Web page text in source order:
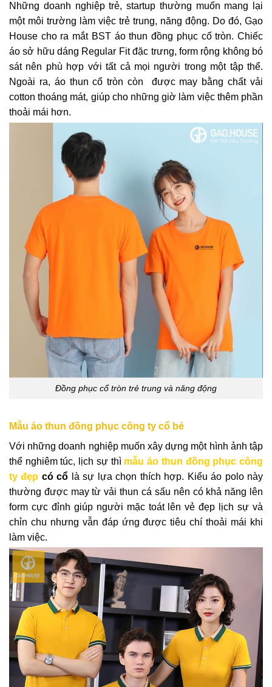
Những doanh nghiệp trẻ, startup thường muốn mang lại
một môi trường làm việc trẻ trung, năng động. Do đó, Gạo
House cho ra mắt BST áo thun đồng phục cổ tròn. Chiếc
áo sở hữu dáng Regular Fit đặc trưng, form rộng không bó
sát nên phù hợp với tất cả mọi người trong một tập thể.
Ngoài ra, áo thun cổ tròn còn được may bằng chất vải
cotton thoáng mát, giúp cho những giờ làm việc thêm phần
thoải mái hơn.
Đồng phục cổ tròn trẻ trung và năng động
Mẫu áo thun đồng phục công ty cổ bẻ
Với những doanh nghiệp muốn xây dựng một hình ảnh tập
thể nghiêm túc, lịch sự thì mẫu áo thun đồng phục công
ty đẹp có cổ là sự lựa chọn thích hợp. Kiểu áo polo này
thường được may từ vải thun cá sấu nên có khả năng lên
form cực đỉnh giúp người mặc toát lên vẻ đẹp lịch sự và
chỉn chu nhưng vẫn đáp ứng được tiêu chí thoải mái khi
làm việc.